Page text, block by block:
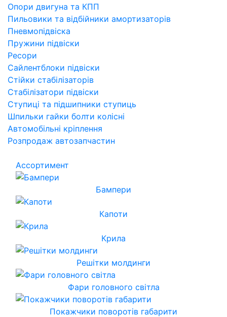
Опори двигуна та КПП
Пильовики та відбійники амортизаторів
Пневмопідвіска
Пружини підвіски
Ресори
Сайлентблоки підвіски
Стійки стабілізаторів
Стабілізатори підвіски
Ступиці та підшипники ступиць
Шпильки гайки болти колісні
Автомобільні кріплення
Розпродаж автозапчастин
Ассортимент
Бампери
Капоти
Крила
Решітки молдинги
Фари головного світла
Покажчики поворотів габарити